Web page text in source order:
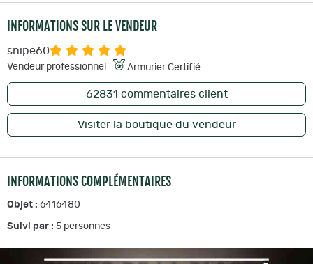
INFORMATIONS SUR LE VENDEUR
snipe60
Vendeur professionnel Armurier Certifié
62831 commentaires client
Visiter la boutique du vendeur
INFORMATIONS COMPLÉMENTAIRES
Objet : 6416480
Suivi par : 5 personnes